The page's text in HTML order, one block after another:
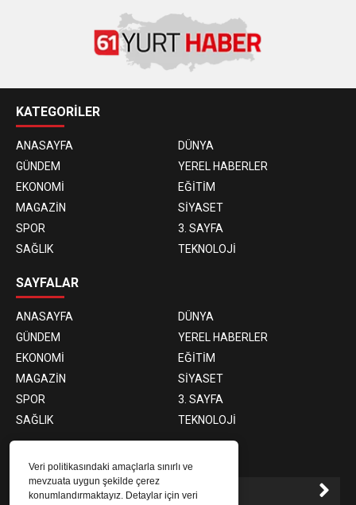
Veri politikasındaki amaçlarla sınırlı ve
mevzuata uygun şekilde çerez
konumlandırmaktayız. Detaylar için veri
KATEGORİLER
ANASAYFA
DÜNYA
GÜNDEM
YEREL HABERLER
EKONOMİ
EĞİTİM
MAGAZİN
SİYASET
SPOR
3. SAYFA
SAĞLIK
TEKNOLOJİ
SAYFALAR
ANASAYFA
DÜNYA
GÜNDEM
YEREL HABERLER
EKONOMİ
EĞİTİM
MAGAZİN
SİYASET
SPOR
3. SAYFA
SAĞLIK
TEKNOLOJİ